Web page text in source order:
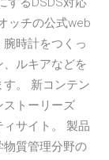
ッチの公式web
時計をつくっ
ルキアなどを
。 新コンテン
ストーリーズ
ィサイト。 製品
質管理分野の